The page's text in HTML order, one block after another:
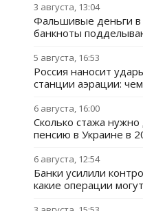
3 августа, 13:04
Фальшивые деньги в
банкноты
5 августа, 16:53
Россия наносит
станции аэрации:
6 августа, 16:00
Сколько стажа
пенсию в Украине в
6 августа, 12:54
Банки усилили
какие операции